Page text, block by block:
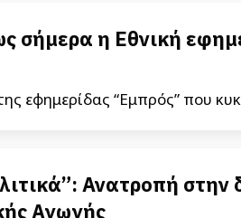
σήμερα η Εθνική
εφημερίδας “Εμπρός” που
Ανατροπή στην
Αγωγής